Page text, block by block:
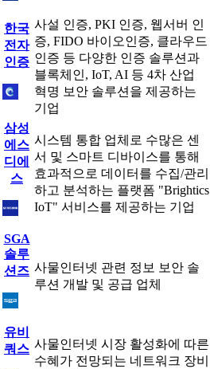
한국
전자
인증
사설 인증, PKI 인증, 웹서버 인
증, FIDO 바이오인증, 클라우드
인증 등 다양한 인증 솔루션과
블록체인, IoT, AI 등 4차 산업
혁명 보안 솔루션을 제공하는
기업
삼성
에스
디에
스
시스템 통합 업체로 수많은 센
서 및 스마트 디바이스를 통해
효과적으로 데이터를 수집/관리
하고 분석하는 플랫폼 "Brightics
IoT" 서비스를 제공하는 기업
SGA
솔루
션즈 사물인터넷 관련 정보 보안 솔
루션 개발 및 공급 업체
유비
쿼스 사물인터넷 시장 활성화에 따른
수혜가 전망되는 네트워크 장비